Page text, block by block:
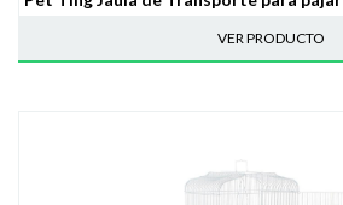
VER PRODUCTO